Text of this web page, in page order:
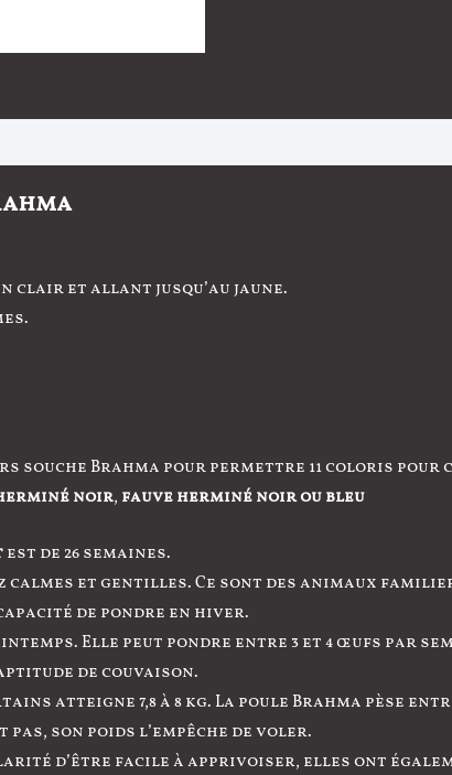
clair et allant jusqu’au jaune.
souche Brahma pour permettre 11 coloris pour
noir, fauve herminé noir ou bleu
est de 26 semaines.
calmes et gentilles. Ce sont des animaux
de pondre en hiver.
Elle peut pondre entre 3 et 4 œufs par
de couvaison.
atteigne 7,8 à 8 kg. La poule Brahma pèse
son poids l’empêche de voler.
d’être facile à apprivoiser, elles ont